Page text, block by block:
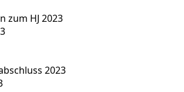
zum HJ 2023
2023